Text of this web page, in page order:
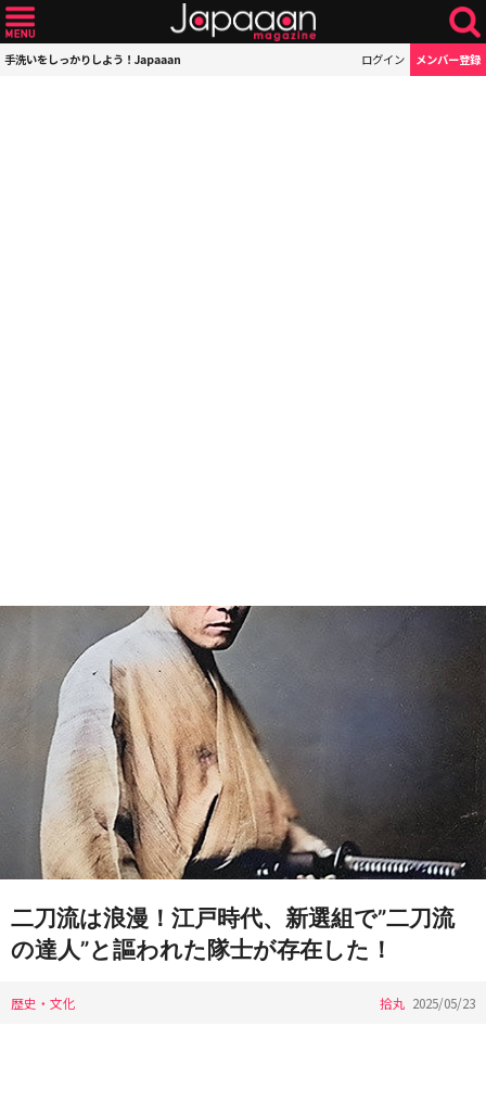
手洗いをしっかりしよう！Japaaan ログイン メンバー登録
二刀流は浪漫！江戸時代、新選組で”二刀流
の達人”と謳われた隊士が存在した！
歴史・文化 拾丸 2025/05/23